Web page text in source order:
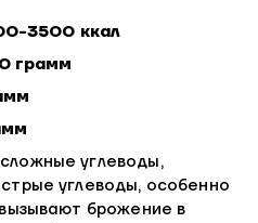
3500 ккал
грамм
углеводы,
углеводы, особенно
брожение в